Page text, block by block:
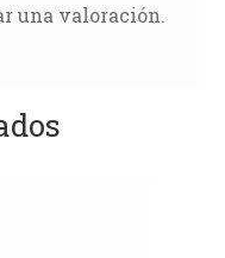
una valoración.